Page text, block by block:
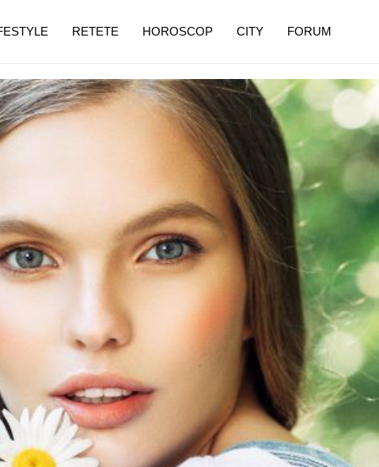
RETETE HOROSCOP CITY FORUM
de dureroasă este investigația